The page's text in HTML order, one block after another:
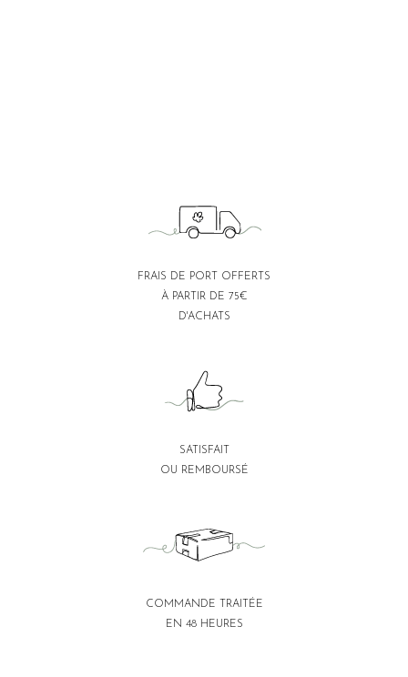
FRAIS DE PORT OFFERTS
À PARTIR DE 75€
D'ACHATS
SATISFAIT
OU REMBOURSÉ
COMMANDE TRAITÉE
EN 48 HEURES